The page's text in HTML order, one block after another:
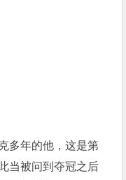
多年的他，这是第
当被问到夺冠之后